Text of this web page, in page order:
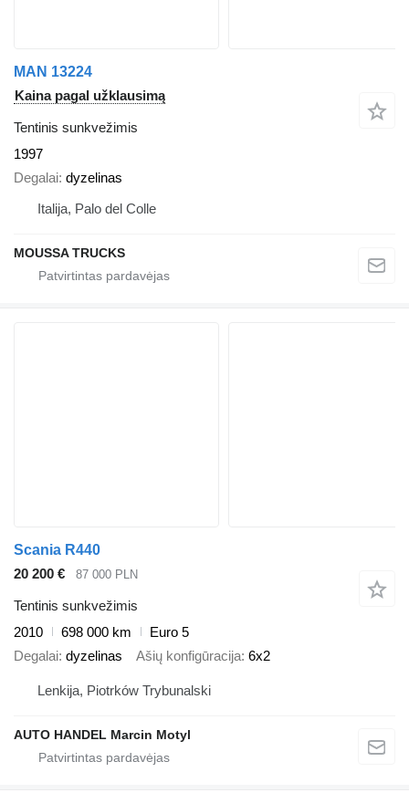
MAN 13224
Kaina pagal užklausimą
Tentinis sunkvežimis
1997
Degalai dyzelinas
Italija, Palo del Colle
MOUSSA TRUCKS
Scania R440
20 200 €
87 000 PLN
Tentinis sunkvežimis
2010
698 000 km
Euro 5
Degalai dyzelinas Ašių konfigūracija 6x2
Lenkija, Piotrków Trybunalski
AUTO HANDEL Marcin Motyl